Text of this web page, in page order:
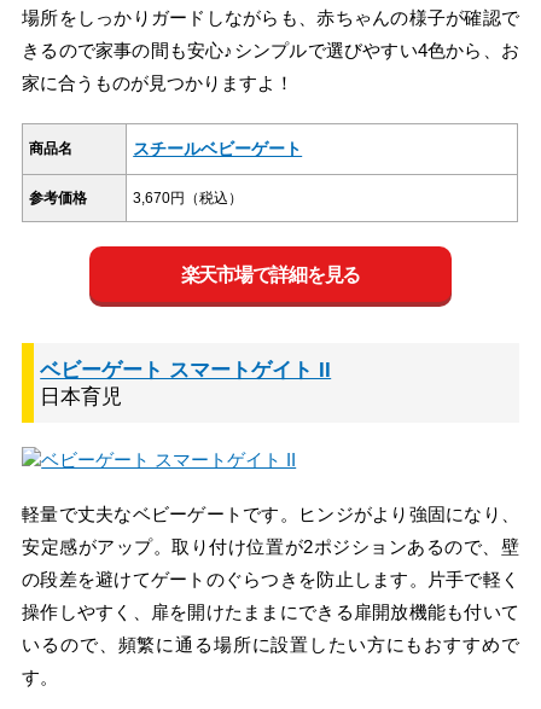
場所をしっかりガードしながらも、赤ちゃんの様子が確認で
きるので家事の間も安心♪シンプルで選びやすい4色から、お
家に合うものが見つかりますよ！
商品名 スチールベビーゲート
参考価格 3,670円（税込）
楽天市場で詳細を見る
ベビーゲート スマートゲイト II
日本育児
軽量で丈夫なベビーゲートです。ヒンジがより強固になり、
安定感がアップ。取り付け位置が2ポジションあるので、壁
の段差を避けてゲートのぐらつきを防止します。片手で軽く
操作しやすく、扉を開けたままにできる扉開放機能も付いて
いるので、頻繁に通る場所に設置したい方にもおすすめで
す。